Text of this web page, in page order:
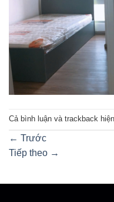
Cả bình luận và trackback
← Trước
Tiếp theo →